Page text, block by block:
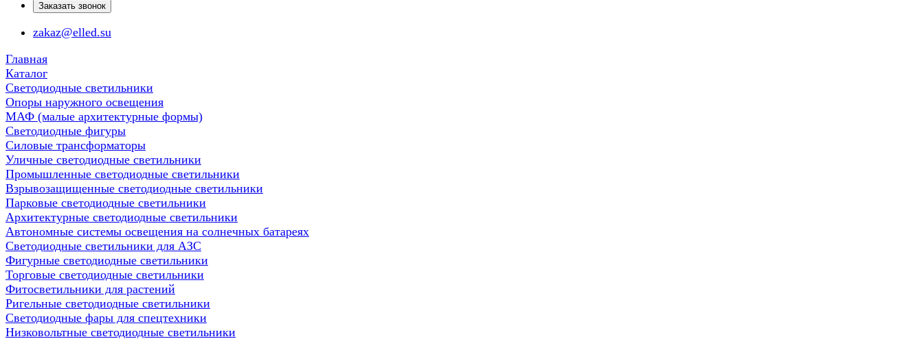
Заказать звонок
zakaz@elled.su
Главная
Каталог
Светодиодные светильники
Опоры наружного освещения
МАФ (малые архитектурные формы)
Светодиодные фигуры
Силовые трансформаторы
Уличные светодиодные светильники
Промышленные светодиодные светильники
Взрывозащищенные светодиодные светильники
Парковые светодиодные светильники
Архитектурные светодиодные светильники
Автономные системы освещения на солнечных батареях
Светодиодные светильники для АЗС
Фигурные светодиодные светильники
Торговые светодиодные светильники
Фитосветильники для растений
Ригельные светодиодные светильники
Cветодиодные фары для спецтехники
Низковольтные светодиодные светильники